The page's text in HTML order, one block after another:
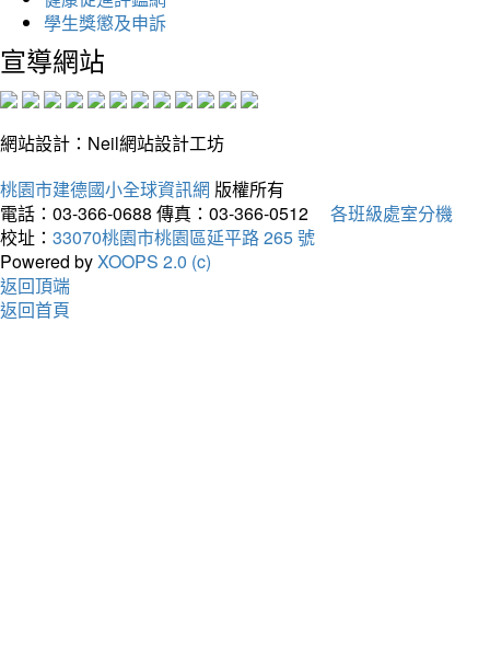
學生獎懲及申訴
宣導網站
網站設計：Neil網站設計工坊
桃園市建德國小全球資訊網 版權所有
電話：03-366-0688 傳真：03-366-0512
各班級處室分機
校址： 33070桃園市桃園區延平路 265 號
Powered byXOOPS 2.0 (c)
返回頂端
返回首頁